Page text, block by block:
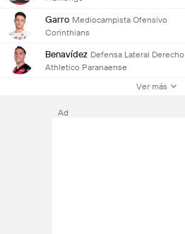
Garro Mediocampista Ofensivo
Corinthians
Benavídez Defensa Lateral Derecho
Athletico Paranaense
Ver más
Ad